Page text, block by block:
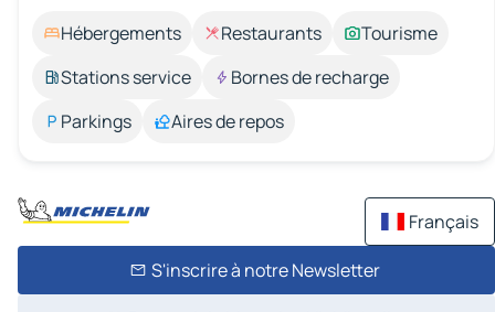
Hébergements Restaurants
Tourisme
Stations service
Bornes de recharge
Parkings
Aires de repos
Français
S'inscrire à notre Newsletter